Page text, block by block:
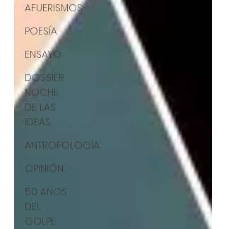
AFUERISMOS
POESÍA
ENSAYO
DOSSIER
NOCHE
DE LAS
IDEAS
ANTROPOLOGÍA
OPINIÓN
50 AÑOS
DEL
GOLPE